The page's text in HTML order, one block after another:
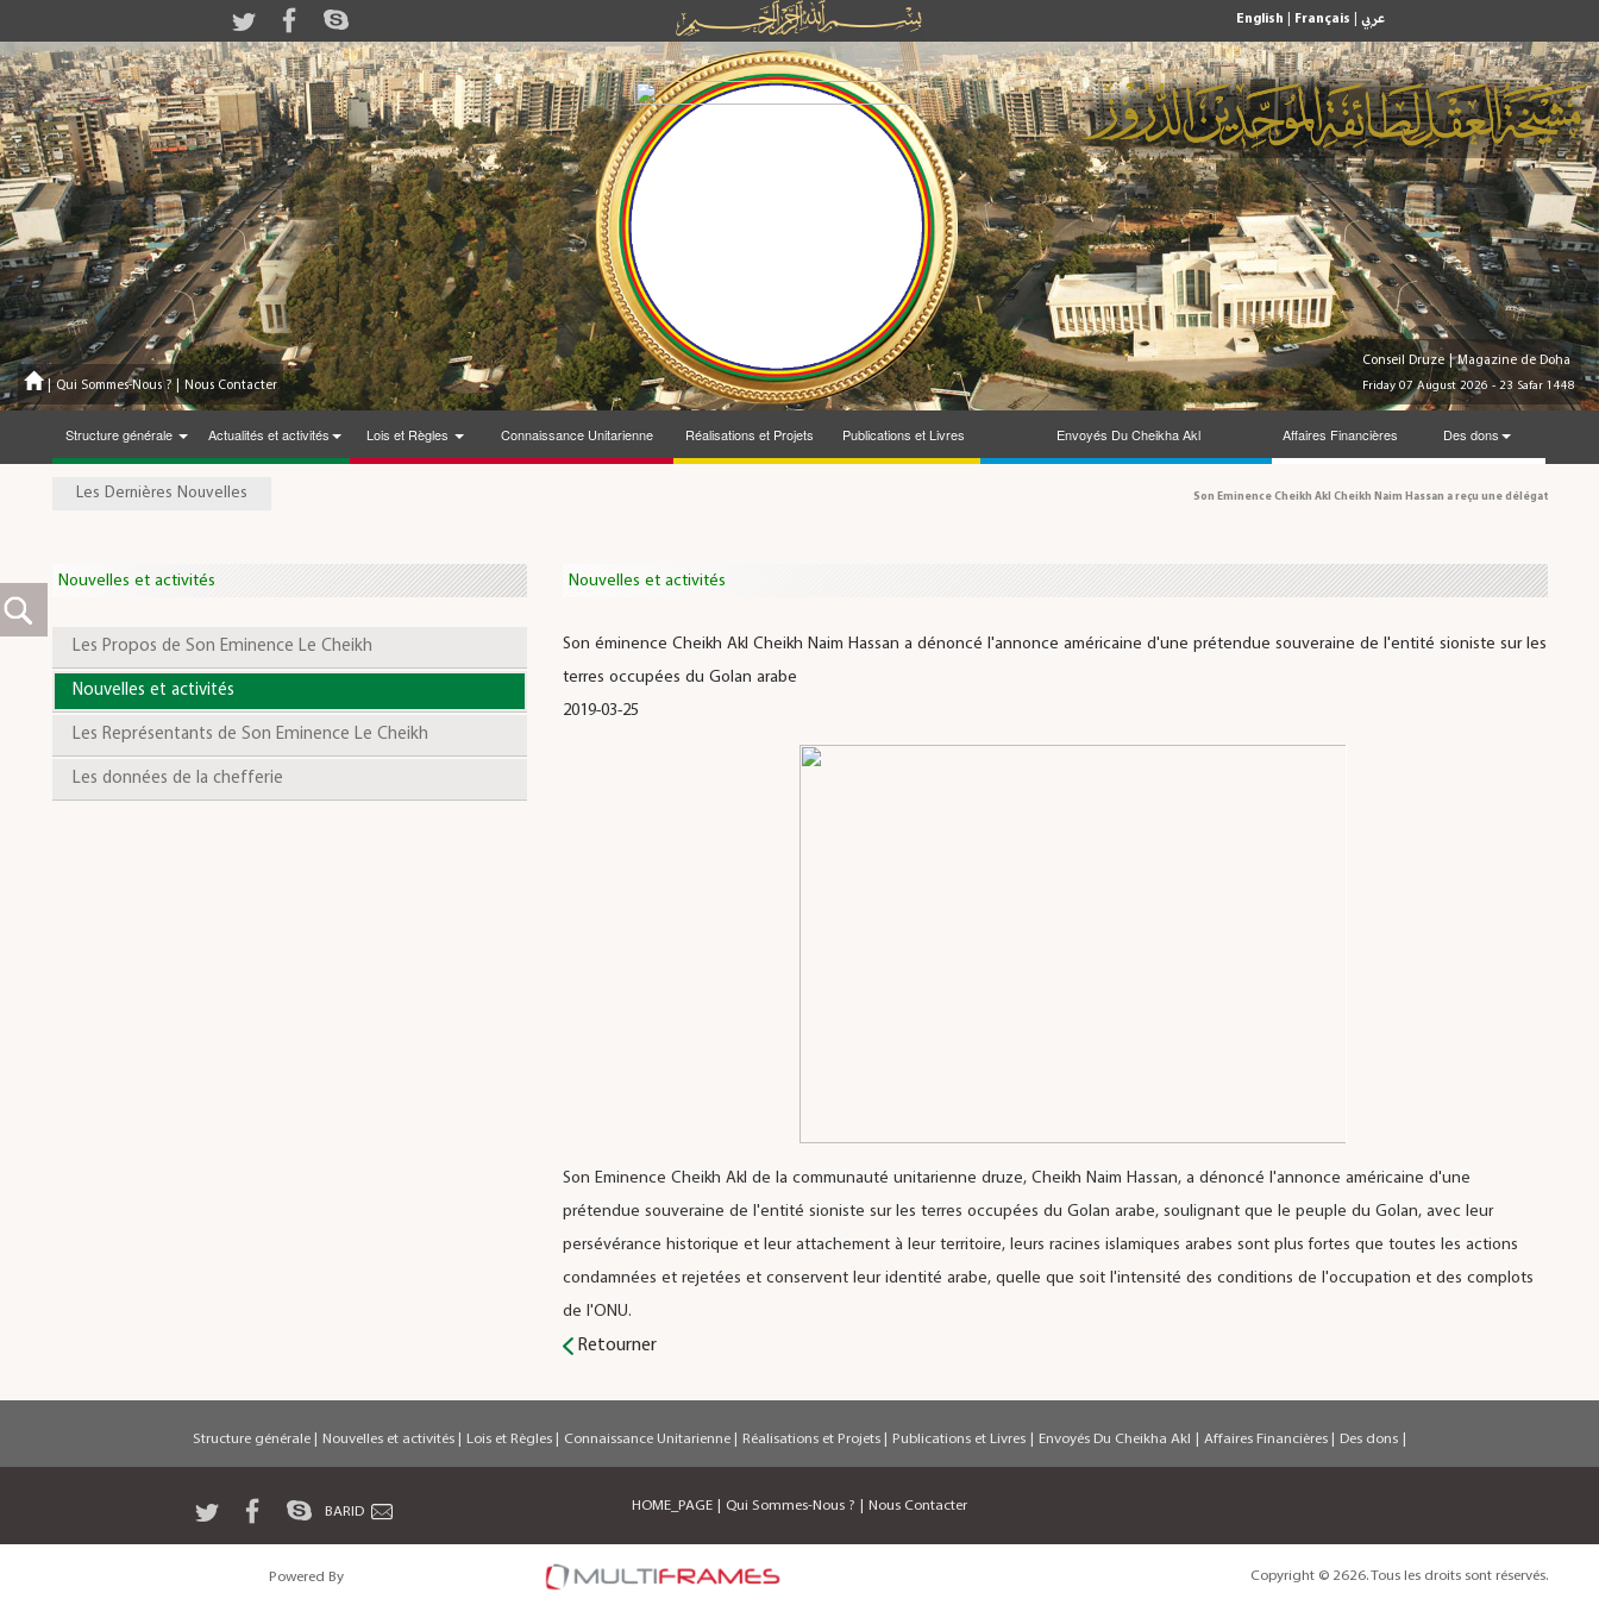
English Français عربي
| Qui Sommes-Nous ? Nous Contacter
Conseil Druze | Magazine de Doha
Friday 07 August 2026 - 23 Safar 1448
Structure générale Actualités et activités Lois et Règles Connaissance Unitarienne Réalisations et Projets Publications et Livres Envoyés Du Cheikha Akl Affaires Financières Des dons
Les Dernières Nouvelles Son Eminence Cheikh Akl Cheikh Naim Hassan a reçu une délégation du
Nouvelles et activités
Les Propos de Son Eminence Le Cheikh
Nouvelles et activités
Les Représentants de Son Eminence Le Cheikh
Les données de la chefferie
Nouvelles et activités
Son éminence Cheikh Akl Cheikh Naim Hassan a dénoncé l'annonce américaine d'une prétendue souveraine de l'entité sioniste sur les
terres occupées du Golan arabe
2019-03-25
Son Eminence Cheikh Akl de la communauté unitarienne druze, Cheikh Naim Hassan, a dénoncé l'annonce américaine d'une
prétendue souveraine de l'entité sioniste sur les terres occupées du Golan arabe, soulignant que le peuple du Golan, avec leur
persévérance historique et leur attachement à leur territoire, leurs racines islamiques arabes sont plus fortes que toutes les actions
condamnées et rejetées et conservent leur identité arabe, quelle que soit l'intensité des conditions de l'occupation et des complots
de l'ONU.
Retourner
Structure générale | Nouvelles et activités | Lois et Règles | Connaissance Unitarienne | Réalisations et Projets | Publications et Livres | Envoyés Du Cheikha Akl | Affaires Financières | Des dons |
BARID HOME_PAGE | Qui Sommes-Nous ? | Nous Contacter
Powered By Copyright © 2626. Tous les droits sont réservés.